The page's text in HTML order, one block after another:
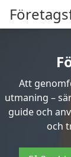
Att
utmaning –
guide och
och